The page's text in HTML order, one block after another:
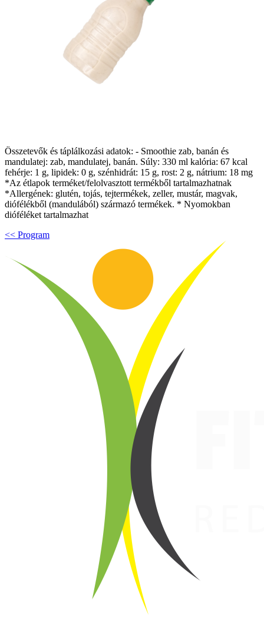
Összetevők és táplálkozási adatok: - Smoothie zab, banán és
mandulatej: zab, mandulatej, banán. Súly: 330 ml kalória: 67 kcal
fehérje: 1 g, lipidek: 0 g, szénhidrát: 15 g, rost: 2 g, nátrium: 18 mg
*Az étlapok terméket/felolvasztott termékből tartalmazhatnak
*Allergének: glutén, tojás, tejtermékek, zeller, mustár, magvak,
diófélékből (mandulából) származó termékek. * Nyomokban
dióféléket tartalmazhat
<< Program